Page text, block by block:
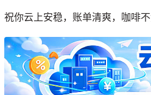
祝你云上安稳，账单清爽，咖啡不